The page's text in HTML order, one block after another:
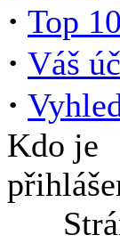
· Top 10
· Váš
·
Kdo je